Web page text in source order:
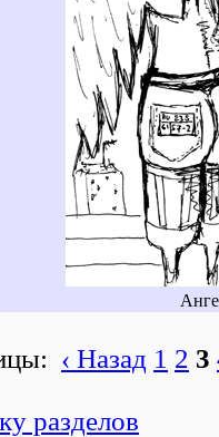
‹ Назад 1 2 3
разделов